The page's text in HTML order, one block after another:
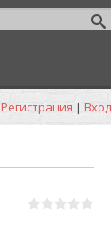
Регистрация | Вход